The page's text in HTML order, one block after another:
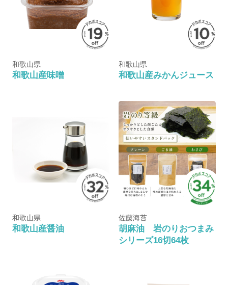
和歌山県
和歌山産味噌
和歌山県
和歌山産みかんジュース
和歌山県
和歌山産醤油
佐藤海苔
胡麻油 岩のりおつまみ
シリーズ16切64枚